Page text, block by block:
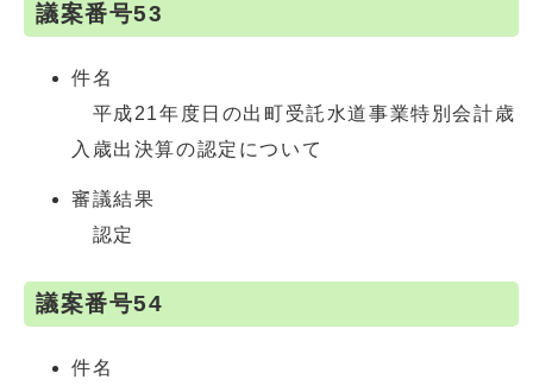
議案番号53
件名
平成21年度日の出町受託水道事業特別会計歳
入歳出決算の認定について
審議結果
認定
議案番号54
件名